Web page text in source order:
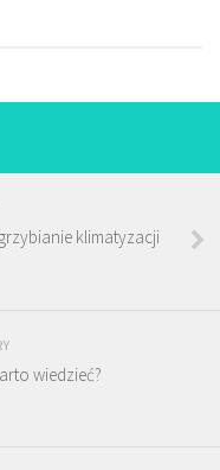
klimatyzacji
wiedzieć?